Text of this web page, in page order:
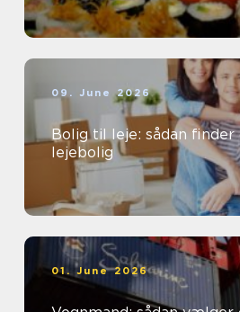
09. June 2026
Bolig til leje: sådan finder
lejebolig
01. June 2026